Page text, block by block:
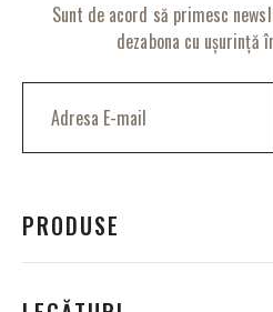
Sunt de acord să primesc
dezabona cu ușurință
c
e
t
i
v
PRODUSE